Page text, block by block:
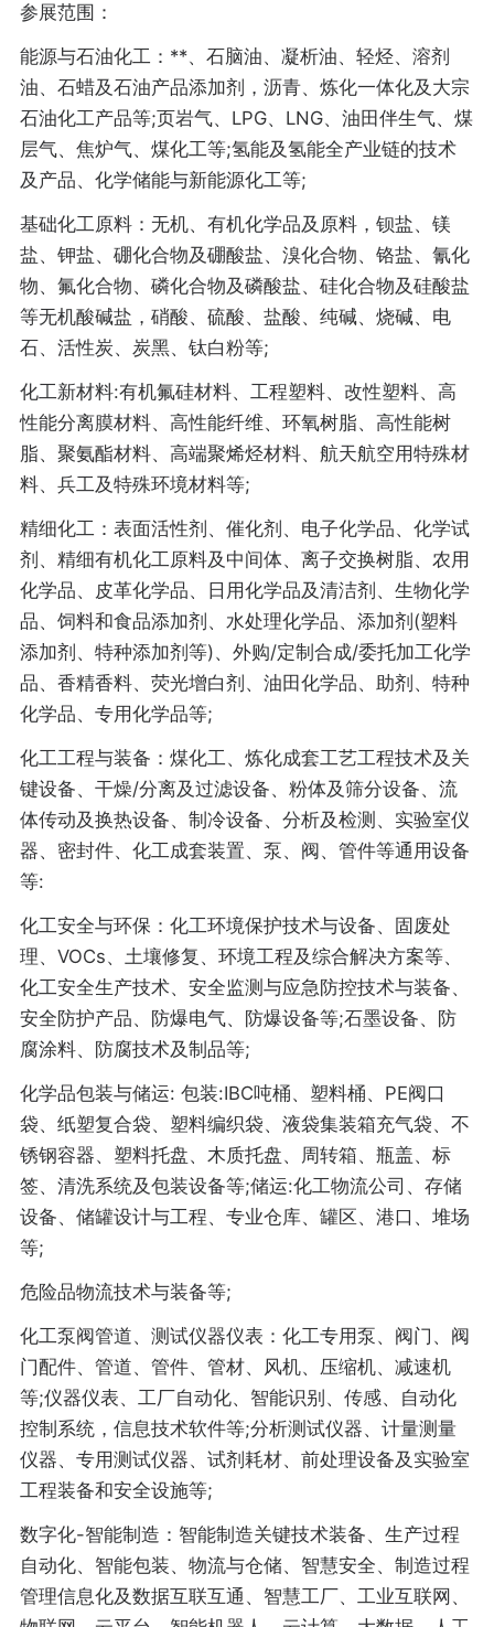
参展范围：
能源与石油化工：**、石脑油、凝析油、轻烃、溶剂
油、石蜡及石油产品添加剂，沥青、炼化一体化及大宗
石油化工产品等;页岩气、LPG、LNG、油田伴生气、煤
层气、焦炉气、煤化工等;氢能及氢能全产业链的技术
及产品、化学储能与新能源化工等;
基础化工原料：无机、有机化学品及原料，钡盐、镁
盐、钾盐、硼化合物及硼酸盐、溴化合物、铬盐、氰化
物、氟化合物、磷化合物及磷酸盐、硅化合物及硅酸盐
等无机酸碱盐，硝酸、硫酸、盐酸、纯碱、烧碱、电
石、活性炭、炭黑、钛白粉等;
化工新材料:有机氟硅材料、工程塑料、改性塑料、高
性能分离膜材料、高性能纤维、环氧树脂、高性能树
脂、聚氨酯材料、高端聚烯烃材料、航天航空用特殊材
料、兵工及特殊环境材料等;
精细化工：表面活性剂、催化剂、电子化学品、化学试
剂、精细有机化工原料及中间体、离子交换树脂、农用
化学品、皮革化学品、日用化学品及清洁剂、生物化学
品、饲料和食品添加剂、水处理化学品、添加剂(塑料
添加剂、特种添加剂等)、外购/定制合成/委托加工化学
品、香精香料、荧光增白剂、油田化学品、助剂、特种
化学品、专用化学品等;
化工工程与装备：煤化工、炼化成套工艺工程技术及关
键设备、干燥/分离及过滤设备、粉体及筛分设备、流
体传动及换热设备、制冷设备、分析及检测、实验室仪
器、密封件、化工成套装置、泵、阀、管件等通用设备
等:
化工安全与环保：化工环境保护技术与设备、固废处
理、VOCs、土壤修复、环境工程及综合解决方案等、
化工安全生产技术、安全监测与应急防控技术与装备、
安全防护产品、防爆电气、防爆设备等;石墨设备、防
腐涂料、防腐技术及制品等;
化学品包装与储运: 包装:IBC吨桶、塑料桶、PE阀口
袋、纸塑复合袋、塑料编织袋、液袋集装箱充气袋、不
锈钢容器、塑料托盘、木质托盘、周转箱、瓶盖、标
签、清洗系统及包装设备等;储运:化工物流公司、存储
设备、储罐设计与工程、专业仓库、罐区、港口、堆场
等;
危险品物流技术与装备等;
化工泵阀管道、测试仪器仪表：化工专用泵、阀门、阀
门配件、管道、管件、管材、风机、压缩机、减速机
等;仪器仪表、工厂自动化、智能识别、传感、自动化
控制系统，信息技术软件等;分析测试仪器、计量测量
仪器、专用测试仪器、试剂耗材、前处理设备及实验室
工程装备和安全设施等;
数字化-智能制造：智能制造关键技术装备、生产过程
自动化、智能包装、物流与仓储、智慧安全、制造过程
管理信息化及数据互联互通、智慧工厂、工业互联网、